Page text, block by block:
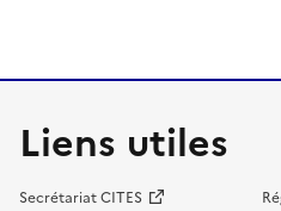
Liens utiles
Secrétariat CITES